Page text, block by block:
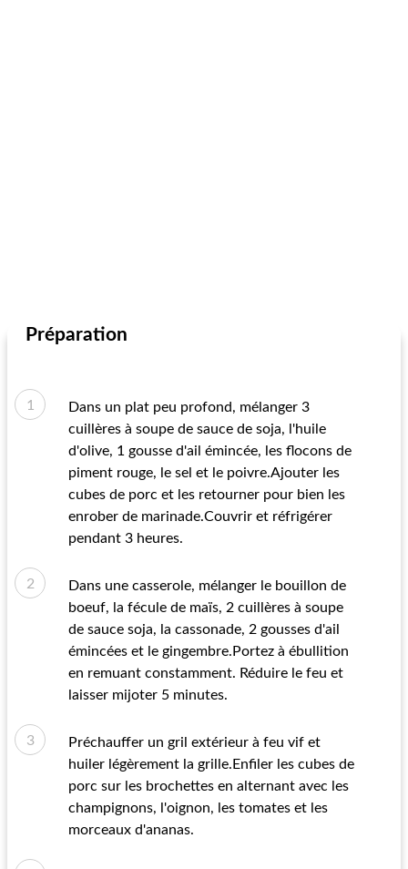
Préparation
Dans un plat peu profond, mélanger 3
cuillères à soupe de sauce de soja, l'huile
d'olive, 1 gousse d'ail émincée, les flocons de
piment rouge, le sel et le poivre.Ajouter les
cubes de porc et les retourner pour bien les
enrober de marinade.Couvrir et réfrigérer
pendant 3 heures.
Dans une casserole, mélanger le bouillon de
boeuf, la fécule de maïs, 2 cuillères à soupe
de sauce soja, la cassonade, 2 gousses d'ail
émincées et le gingembre.Portez à ébullition
en remuant constamment. Réduire le feu et
laisser mijoter 5 minutes.
Préchauffer un gril extérieur à feu vif et
huiler légèrement la grille.Enfiler les cubes de
porc sur les brochettes en alternant avec les
champignons, l'oignon, les tomates et les
morceaux d'ananas.